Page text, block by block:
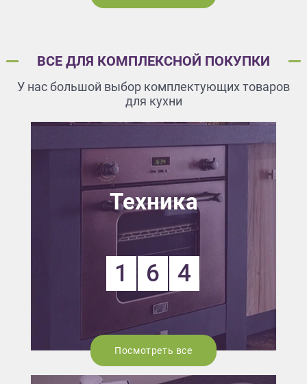
ВСЕ ДЛЯ КОМПЛЕКСНОЙ ПОКУПКИ
У нас большой выбор комплектующих товаров
для кухни
Техника
1 6 4
Посмотреть все